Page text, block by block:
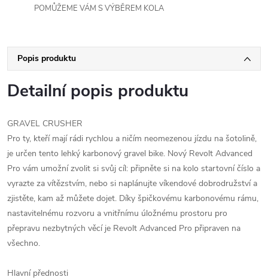
POMŮŽEME VÁM S VÝBĚREM KOLA
Popis produktu
Detailní popis produktu
GRAVEL CRUSHER
Pro ty, kteří mají rádi rychlou a ničím neomezenou jízdu na šotolině,
je určen tento lehký karbonový gravel bike. Nový Revolt Advanced
Pro vám umožní zvolit si svůj cíl: připněte si na kolo startovní číslo a
vyrazte za vítězstvím, nebo si naplánujte víkendové dobrodružství a
zjistěte, kam až můžete dojet. Díky špičkovému karbonovému rámu,
nastavitelnému rozvoru a vnitřnímu úložnému prostoru pro
přepravu nezbytných věcí je Revolt Advanced Pro připraven na
všechno.
Hlavní přednosti